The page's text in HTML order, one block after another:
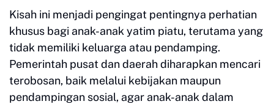
Kisah ini menjadi pengingat pentingnya perhatian
khusus bagi anak-anak yatim piatu, terutama yang
tidak memiliki keluarga atau pendamping.
Pemerintah pusat dan daerah diharapkan mencari
terobosan, baik melalui kebijakan maupun
pendampingan sosial, agar anak-anak dalam